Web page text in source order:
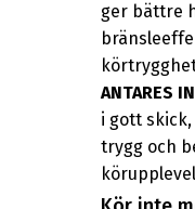
ger bättre
ANTARES
i gott
trygg och